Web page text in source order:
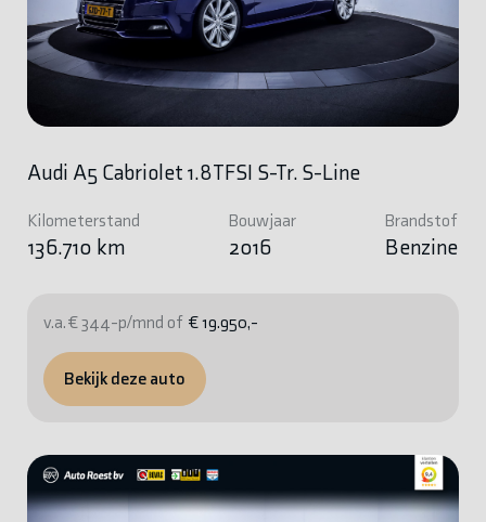
Audi A5 Cabriolet 1.8TFSI S-Tr. S-Line
Kilometerstand
136.710 km
Bouwjaar
2016
Brandstof
Benzine
v.a. € 344-p/mnd of € 19.950,-
Bekijk deze auto